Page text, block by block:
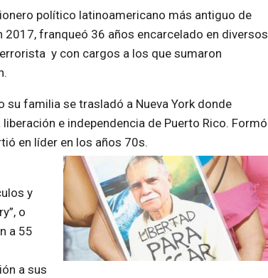
político latinoamericano más antiguo de
franqueó 36 años encarcelado en diversos
y con cargos a los que sumaron
su familia se trasladó a Nueva York donde
e independencia de Puerto Rico. Formó
en líder en los años 70s.
y
o
a 55
a sus